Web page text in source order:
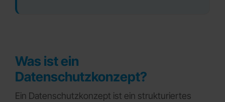
Was ist ein
Datenschutzkonzept?
Ein Datenschutzkonzept ist ein strukturiertes